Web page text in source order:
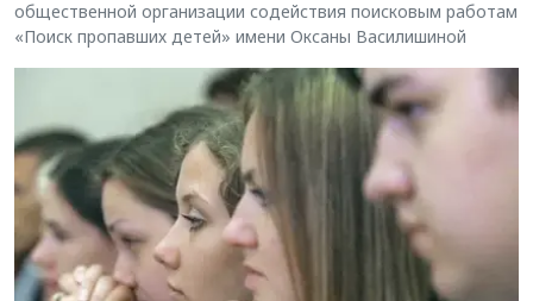
общественной организации содействия поисковым работам
«Поиск пропавших детей» имени Оксаны Василишиной